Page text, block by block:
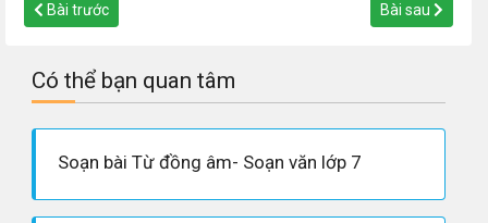
Bài trước Bài sau
Có thể bạn quan tâm
Soạn bài Từ đồng âm- Soạn văn lớp 7